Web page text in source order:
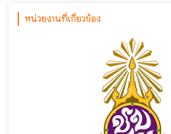
หน่วยงานที่เกี่ยวข้อง